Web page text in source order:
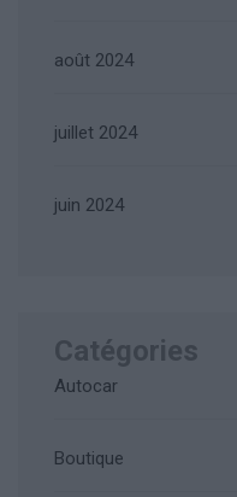
août 2024
juillet 2024
juin 2024
Catégories
Autocar
Boutique